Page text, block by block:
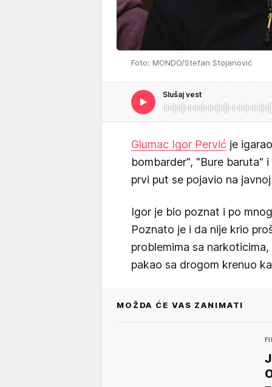
Foto: MONDO/Stefan Stojanović
Slušaj vest
Glumac Igor Pervić je
bombarder", "Bure baruta"
prvi put se pojavio na
Igor je bio poznat i po
Poznato je i da nije krio
problemima sa
pakao sa drogom krenuo
MOŽDA ĆE VAS ZANIMATI